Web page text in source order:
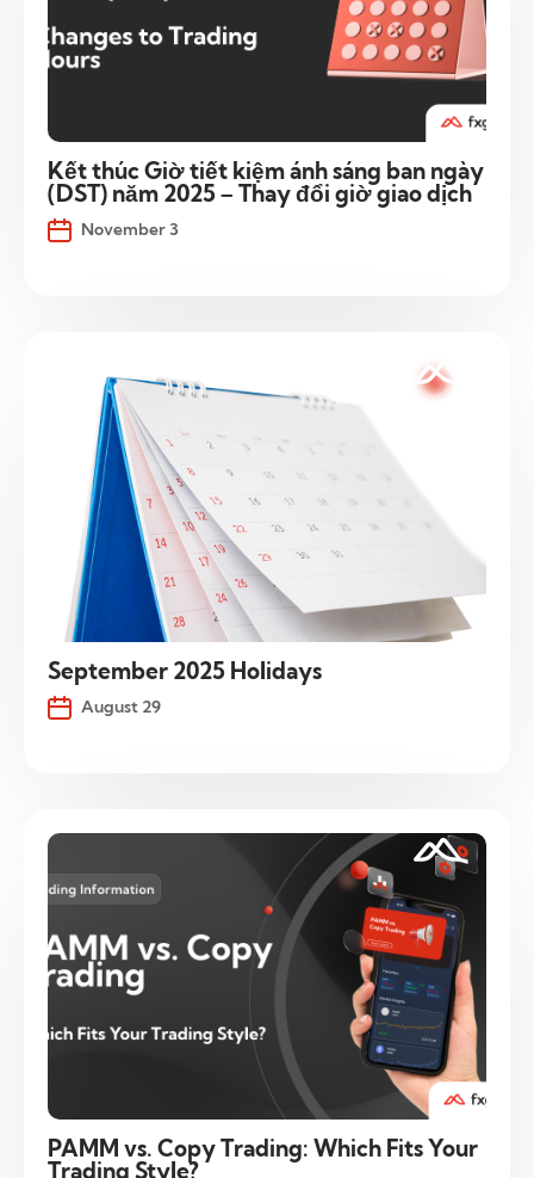
Kết thúc Giờ tiết kiệm ánh sáng ban ngày
(DST) năm 2025 – Thay đổi giờ giao dịch
November 3
September 2025 Holidays
August 29
PAMM vs. Copy Trading: Which Fits Your
Trading Style?